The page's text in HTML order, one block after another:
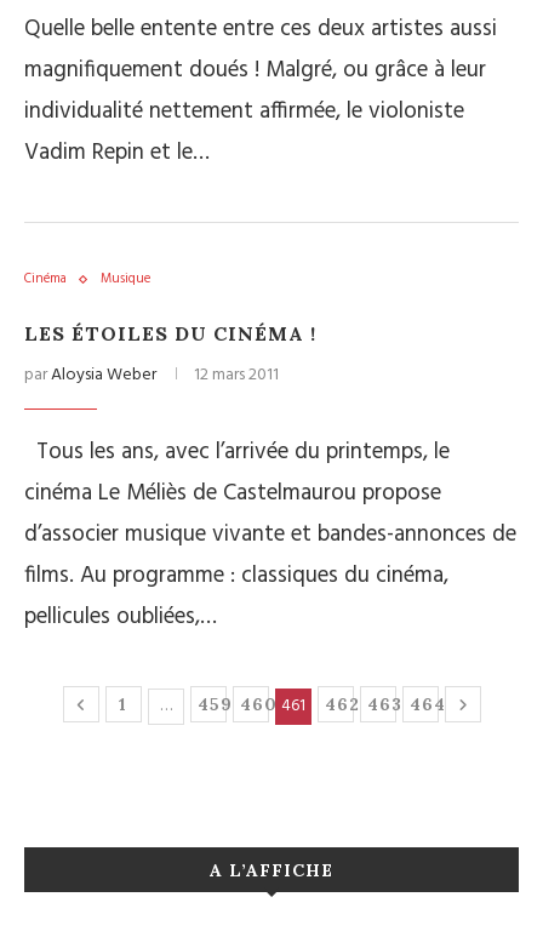
Quelle belle entente entre ces deux artistes aussi
magnifiquement doués ! Malgré, ou grâce à leur
individualité nettement affirmée, le violoniste
Vadim Repin et le…
Cinéma Musique
LES ÉTOILES DU CINÉMA !
parAloysia Weber 12 mars 2011
Tous les ans, avec l’arrivée du printemps, le
cinéma Le Méliès de Castelmaurou propose
d’associer musique vivante et bandes-annonces de
films. Au programme : classiques du cinéma,
pellicules oubliées,…
1 … 459 460 461 462 463 464
A L’AFFICHE